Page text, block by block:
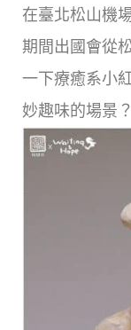
在臺北松山機
期間出國會從
一下療癒系小
妙趣味的場景？